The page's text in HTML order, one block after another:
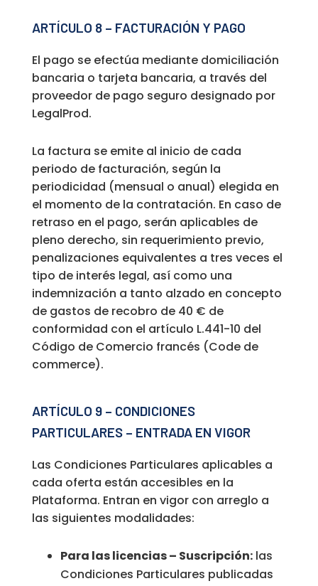
ARTÍCULO 8 – FACTURACIÓN Y PAGO
El pago se efectúa mediante domiciliación
bancaria o tarjeta bancaria, a través del
proveedor de pago seguro designado por
LegalProd.
La factura se emite al inicio de cada
periodo de facturación, según la
periodicidad (mensual o anual) elegida en
el momento de la contratación. En caso de
retraso en el pago, serán aplicables de
pleno derecho, sin requerimiento previo,
penalizaciones equivalentes a tres veces el
tipo de interés legal, así como una
indemnización a tanto alzado en concepto
de gastos de recobro de 40 € de
conformidad con el artículo L.441-10 del
Código de Comercio francés (Code de
commerce).
ARTÍCULO 9 – CONDICIONES
PARTICULARES – ENTRADA EN VIGOR
Las Condiciones Particulares aplicables a
cada oferta están accesibles en la
Plataforma. Entran en vigor con arreglo a
las siguientes modalidades:
Para las licencias – Suscripción:las
Condiciones Particulares publicadas